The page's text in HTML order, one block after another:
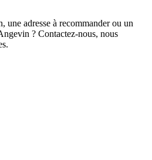
une adresse à recommander ou un
? Contactez-nous, nous